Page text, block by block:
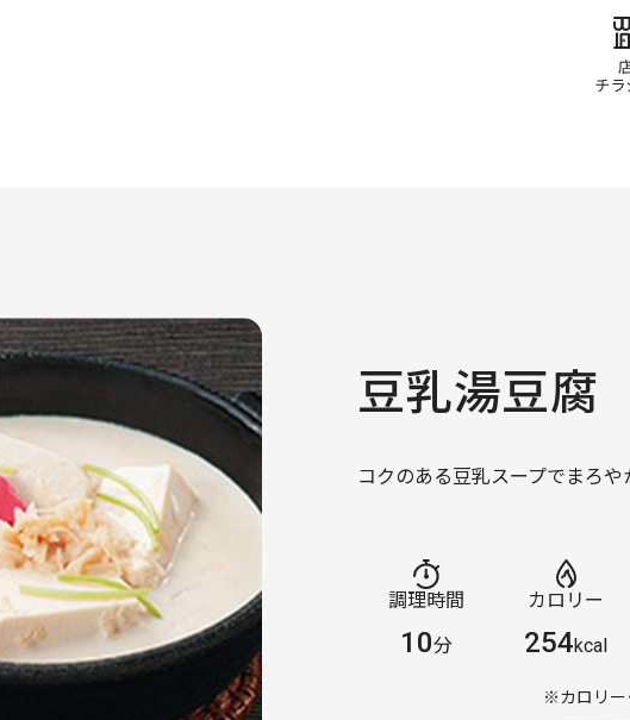
豆乳湯豆腐
コクのある豆乳スープでまろや
調理時間
10分
カロリー
254kcal
※カロリー